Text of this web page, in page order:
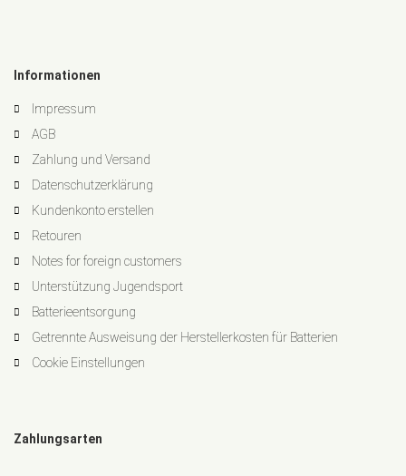
Informationen
Impressum
AGB
Zahlung und Versand
Datenschutzerklärung
Kundenkonto erstellen
Retouren
Notes for foreign customers
Unterstützung Jugendsport
Batterieentsorgung
Getrennte Ausweisung der Herstellerkosten für Batterien
Cookie Einstellungen
Zahlungsarten